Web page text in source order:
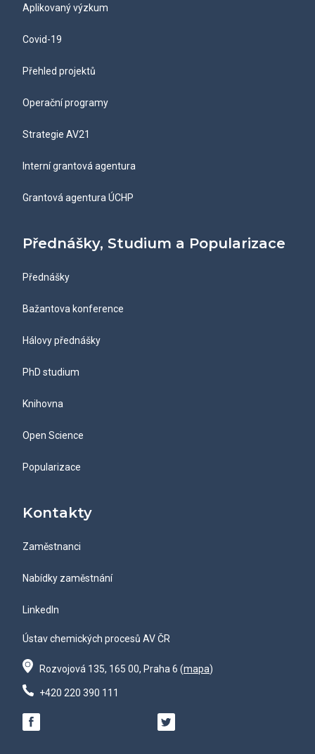
Aplikovaný výzkum
Covid-19
Přehled projektů
Operační programy
Strategie AV21
Interní grantová agentura
Grantová agentura ÚCHP
Přednášky, Studium a Popularizace
Přednášky
Bažantova konference
Hálovy přednášky
PhD studium
Knihovna
Open Science
Popularizace
Kontakty
Zaměstnanci
Nabídky zaměstnání
LinkedIn
Ústav chemických procesů AV ČR
Rozvojová 135, 165 00, Praha 6 (mapa)
+420 220 390 111